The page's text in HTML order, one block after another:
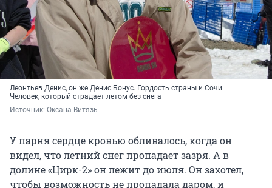
Леонтьев Денис, он же Денис Бонус. Гордость страны и Сочи.
Человек, который страдает летом без снега
Источник: Оксана Витязь
У парня сердце кровью обливалось, когда он
видел, что летний снег пропадает зазря. А в
долине «Цирк-2» он лежит до июля. Он захотел,
чтобы возможность не пропадала даром, и